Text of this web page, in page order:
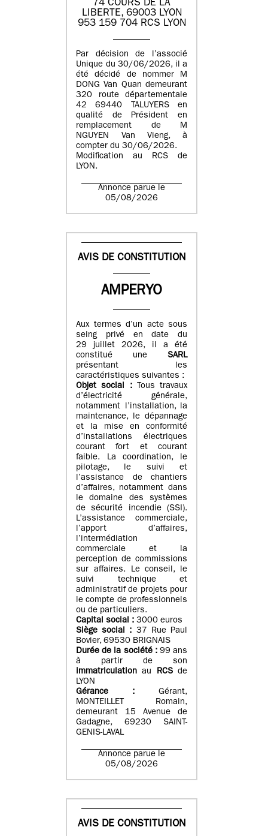
74 COURS DE LA
LIBERTE, 69003 LYON
953 159 704 RCS LYON
Par décision de l’associé
Unique du 30/06/2026, il a
été décidé de nommer M
DONG Van Quan demeurant
320 route départementale
42 69440 TALUYERS en
qualité de Président en
remplacement de M
NGUYEN Van Vieng, à
compter du 30/06/2026.
Modification au RCS de
LYON.
Annonce parue le
05/08/2026
AVIS DE CONSTITUTION
AMPERYO
Aux termes d’un acte sous
seing privé en date du
29 juillet 2026, il a été
constitué une SARL
présentant les
caractéristiques suivantes :
Objet social :
Tous travaux
d’électricité générale,
notamment l’installation, la
maintenance, le dépannage
et la mise en conformité
d’installations électriques
courant fort et courant
faible. La coordination, le
pilotage, le suivi et
l’assistance de chantiers
d’affaires, notamment dans
le domaine des systèmes
de sécurité incendie (SSI).
L’assistance commerciale,
l’apport d’affaires,
l’intermédiation
commerciale et la
perception de commissions
sur affaires. Le conseil, le
suivi technique et
administratif de projets pour
le compte de professionnels
ou de particuliers.
Capital social : 3000 euros
Siège social : 37 Rue Paul
Bovier, 69530 BRIGNAIS
Durée de la société : 99 ans
à partir de son
immatriculation au RCSde
LYON
Gérance :
Gérant,
MONTEILLET Romain,
demeurant 15 Avenue de
Gadagne, 69230 SAINT-
GENIS-LAVAL
Annonce parue le
05/08/2026
AVIS DE CONSTITUTION